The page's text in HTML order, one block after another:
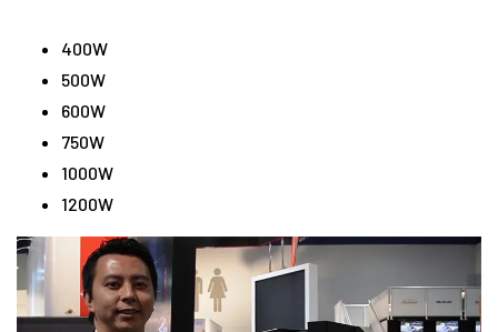
400W
500W
600W
750W
1000W
1200W